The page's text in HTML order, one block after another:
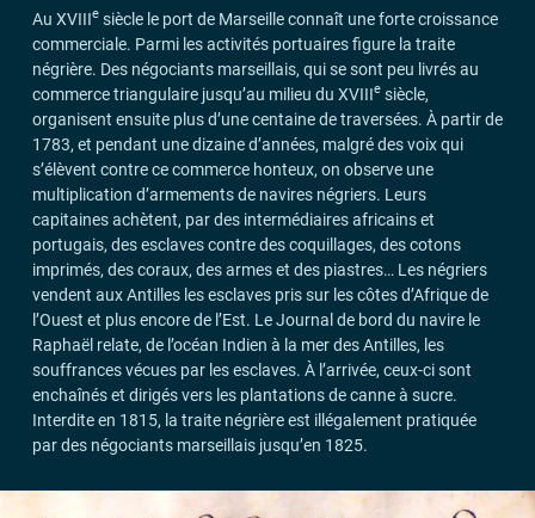
Au XVIIIesiècle le port de Marseille connaît une forte croissance
commerciale. Parmi les activités portuaires figure la traite
négrière. Des négociants marseillais, qui se sont peu livrés au
commerce triangulaire jusqu’au milieu du XVIIIesiècle,
organisent ensuite plus d’une centaine de traversées. À partir de
1783, et pendant une dizaine d’années, malgré des voix qui
s’élèvent contre ce commerce honteux, on observe une
multiplication d’armements de navires négriers. Leurs
capitaines achètent, par des intermédiaires africains et
portugais, des esclaves contre des coquillages, des cotons
imprimés, des coraux, des armes et des piastres… Les négriers
vendent aux Antilles les esclaves pris sur les côtes d’Afrique de
l’Ouest et plus encore de l’Est. Le Journal de bord du navire le
Raphaël relate, de l’océan Indien à la mer des Antilles, les
souffrances vécues par les esclaves. À l’arrivée, ceux-ci sont
enchaînés et dirigés vers les plantations de canne à sucre.
Interdite en 1815, la traite négrière est illégalement pratiquée
par des négociants marseillais jusqu’en 1825.